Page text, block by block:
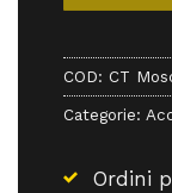
COD: CT
Categorie:
Ordini